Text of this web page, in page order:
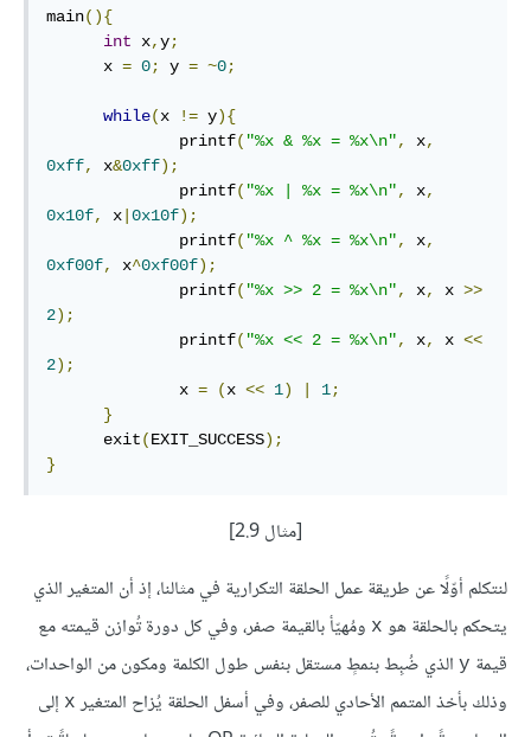
main(){
int x,y;
      x
= 0; y = ~0;
while(x != y){
              printf
( "%x & %x = %x\n", x,
0xff, x&0xff);
              printf
( "%x | %x = %x\n", x,
0x10f, x 0x10f);
              printf
( "%x ^ %x = %x\n", x,
0xf00f, x^0xf00f);
              printf
( "%x >> 2 = %x\n", x, x >>
2);
              printf
( "%x << 2 = %x\n", x, x <<
2);
              x
= (x << 1) 1;
}
      exit
(EXIT_SUCCESS);
}
[مثال 2.9]
لنتكلم أوّلًا عن طريقة عمل الحلقة التكرارية في مثالنا، إذ أن المتغير الذي
يتحكم بالحلقة هو x ومُهيّأ بالقيمة صفر، وفي كل دورة تُوازن قيمته مع
قيمة y الذي ضُبِط بنمطٍ مستقل بنفس طول الكلمة ومكون من الواحدات،
وذلك بأخذ المتمم الأحادي للصفر، وفي أسفل الحلقة يُزاح المتغير x إلى